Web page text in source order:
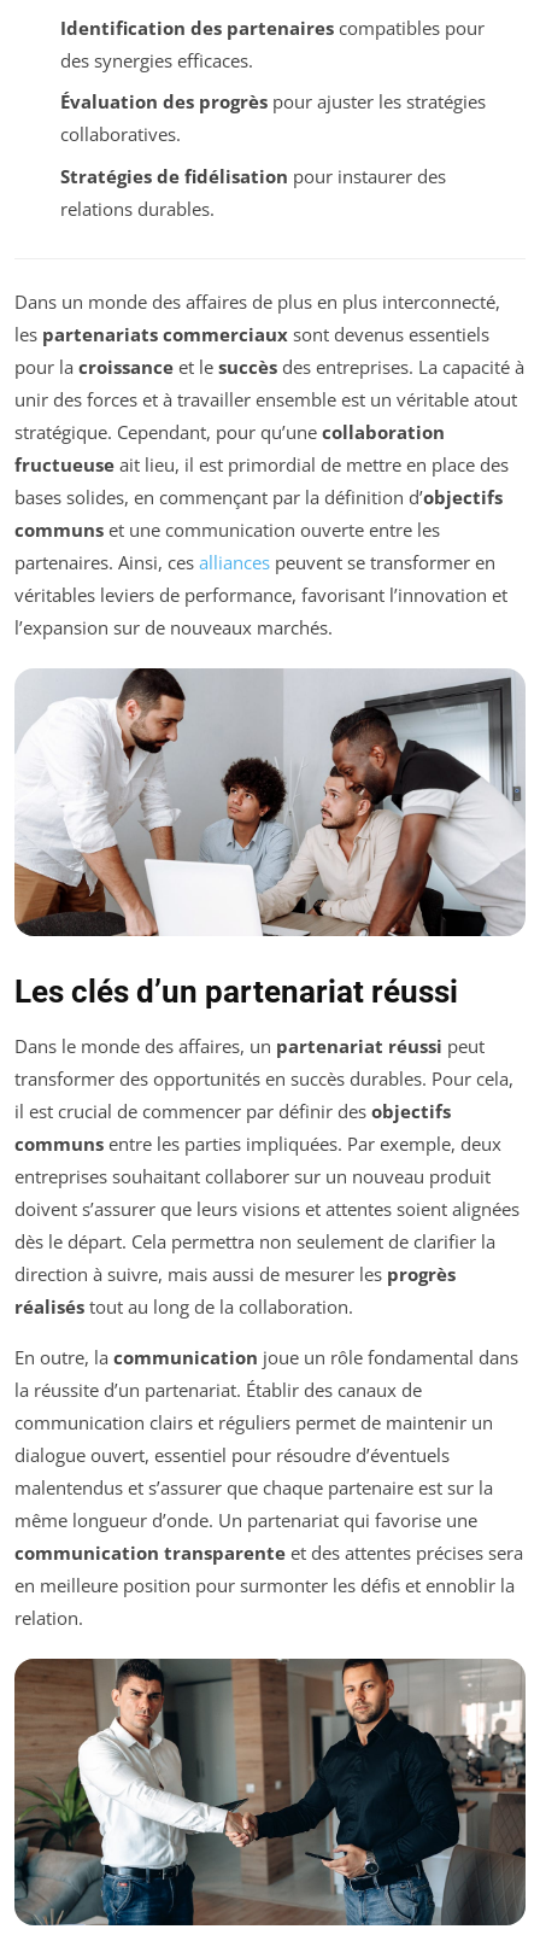
Identification des partenairescompatibles pour
des synergies efficaces.
Évaluation des progrèspour ajuster les stratégies
collaboratives.
Stratégies de fidélisation pour instaurer des
relations durables.
Dans un monde des affaires de plus en plus interconnecté,
les partenariats commerciaux sont devenus essentiels
pour la croissance et le succès des entreprises. La capacité à
unir des forces et à travailler ensemble est un véritable atout
stratégique. Cependant, pour qu’une collaboration
fructueuse ait lieu, il est primordial de mettre en place des
bases solides, en commençant par la définition d’objectifs
communs et une communication ouverte entre les
partenaires. Ainsi, ces alliances peuvent se transformer en
véritables leviers de performance, favorisant l’innovation et
l’expansion sur de nouveaux marchés.
Les clés d’un partenariat réussi
Dans le monde des affaires, un partenariat réussi peut
transformer des opportunités en succès durables. Pour cela,
il est crucial de commencer par définir des objectifs
communs entre les parties impliquées. Par exemple, deux
entreprises souhaitant collaborer sur un nouveau produit
doivent s’assurer que leurs visions et attentes soient alignées
dès le départ. Cela permettra non seulement de clarifier la
direction à suivre, mais aussi de mesurer les progrès
réalisés tout au long de la collaboration.
En outre, la communication joue un rôle fondamental dans
la réussite d’un partenariat. Établir des canaux de
communication clairs et réguliers permet de maintenir un
dialogue ouvert, essentiel pour résoudre d’éventuels
malentendus et s’assurer que chaque partenaire est sur la
même longueur d’onde. Un partenariat qui favorise une
communication transparente et des attentes précises sera
en meilleure position pour surmonter les défis et ennoblir la
relation.